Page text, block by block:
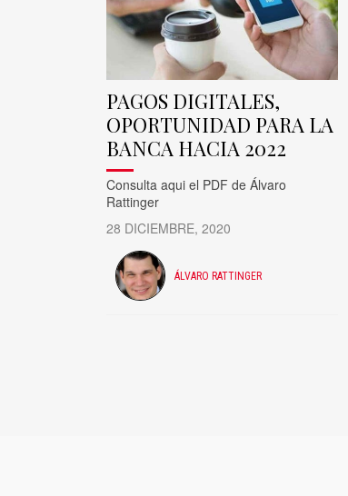
PAGOS DIGITALES,
OPORTUNIDAD PARA LA
BANCA HACIA 2022
Consulta aqui el PDF de Álvaro
Rattinger
28 DICIEMBRE, 2020
ÁLVARO RATTINGER